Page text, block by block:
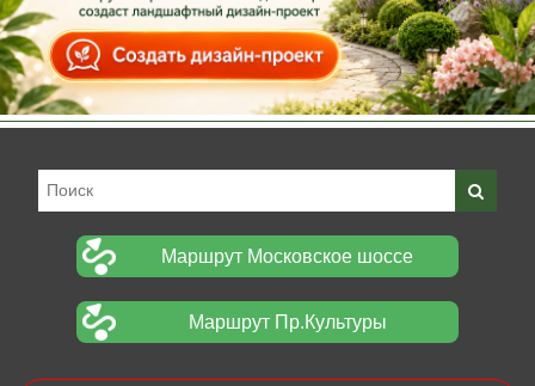
Маршрут Московское шоссе
Маршрут Пр.Культуры